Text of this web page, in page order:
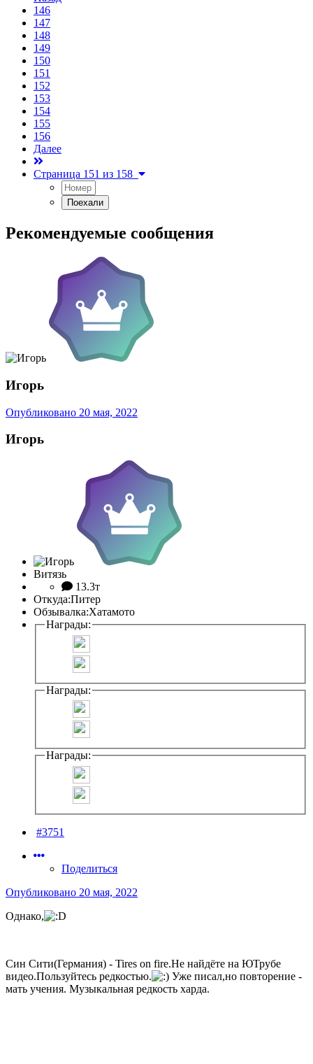
146
147
148
149
150
151
152
153
154
155
156
Далее
Страница 151 из 158
Рекомендуемые сообщения
Игорь
Опубликовано 20 мая, 2022
Игорь
Витязь
13.3т
Откуда:Питер
Обзывалка:Хатамото
Награды:
Награды:
Награды:
#3751
Поделиться
Опубликовано 20 мая, 2022
Однако,
Син Сити(Германия) - Tires on fire.Не найдёте на ЮТрубе
видео.Пользуйтесь редкостью.
Уже писал,но повторение -
мать учения. Музыкальная редкость харда.